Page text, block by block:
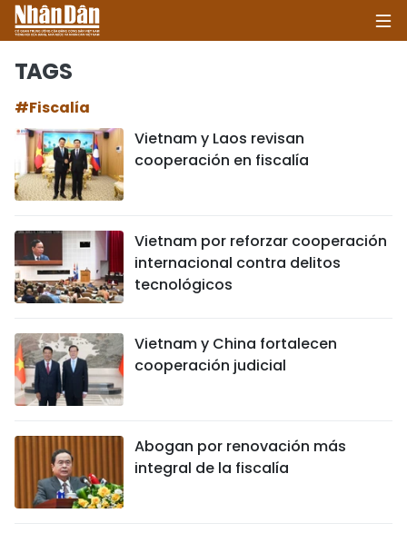
POLÍTICA
SOCIEDAD
SALUD - MEDIO AMBIENTE
CULTURA - ENTRETENIMIENTO
VIAJES
TAGS
#Fiscalía
Vietnam y Laos revisan
cooperación en fiscalía
Vietnam por reforzar cooperación
internacional contra delitos
tecnológicos
Vietnam y China fortalecen
cooperación judicial
Abogan por renovación más
integral de la fiscalía